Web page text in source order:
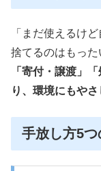
「まだ使えるけ
捨てるのはもっ
「寄付・譲渡」
り、環境にもやさ
手放し方5つ